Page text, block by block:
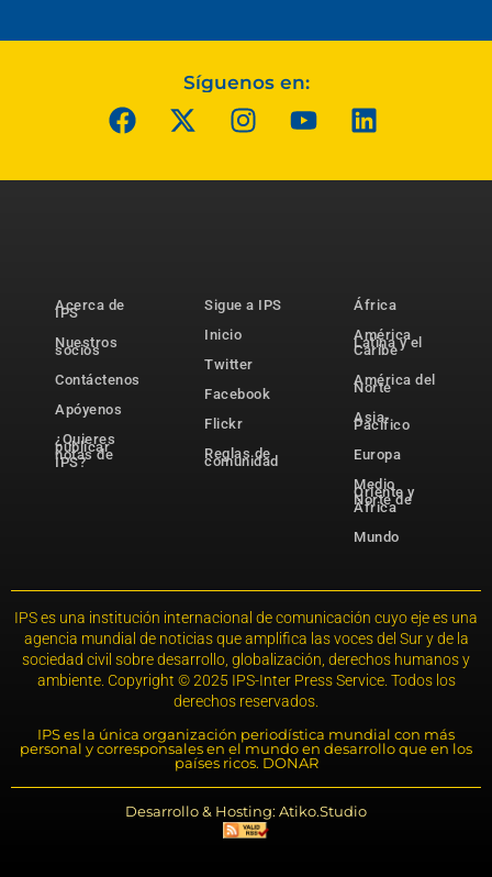
Síguenos en:
Acerca de
IPS
Nuestros
socios
Contáctenos
Apóyenos
¿Quieres
publicar
notas de
IPS?
Sigue a IPS
Inicio
Twitter
Facebook
Flickr
Reglas de
comunidad
África
América
Latina y el
Caribe
América del
Norte
Asia-
Pacífico
Europa
Medio
Oriente y
Norte de
África
Mundo
IPS es una institución internacional de comunicación cuyo eje es una
agencia mundial de noticias que amplifica las voces del Sur y de la
sociedad civil sobre desarrollo, globalización, derechos humanos y
ambiente. Copyright © 2025 IPS-Inter Press Service. Todos los
derechos reservados.
IPS es la única organización periodística mundial con más
personal y corresponsales en el mundo en desarrollo que en los
países ricos. DONAR
Desarrollo & Hosting: Atiko.Studio